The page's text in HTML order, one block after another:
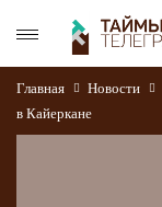
Главная Новости
в Кайеркане